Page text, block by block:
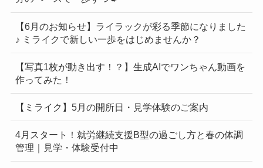
【6月のお知らせ】ライラックが彩る季節になりました
♪ ミライクで新しい一歩をはじめませんか？
【写真1枚が動き出す！？】生成AIでワンちゃん動画を
作ってみた！
【ミライク】5月の開所日・見学体験のご案内
4月スタート！就労継続支援B型の過ごし方と春の体調
管理｜見学・体験受付中